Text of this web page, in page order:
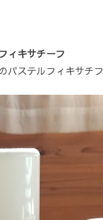
ィキサチーフ
パステルフィキサチフ